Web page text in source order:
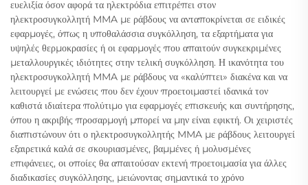
ευελιξία όσον αφορά τα ηλεκτρόδια επιτρέπει στον
ηλεκτροσυγκολλητή MMA με ράβδους να ανταποκρίνεται σε ειδικές
εφαρμογές, όπως η υποθαλάσσια συγκόλληση, τα εξαρτήματα για
υψηλές θερμοκρασίες ή οι εφαρμογές που απαιτούν συγκεκριμένες
μεταλλουργικές ιδιότητες στην τελική συγκόλληση. Η ικανότητα του
ηλεκτροσυγκολλητή MMA με ράβδους να «καλύπτει» διακένα και να
λειτουργεί με ενώσεις που δεν έχουν προετοιμαστεί ιδανικά τον
καθιστά ιδιαίτερα πολύτιμο για εφαρμογές επισκευής και συντήρησης,
όπου η ακριβής προσαρμογή μπορεί να μην είναι εφικτή. Οι χειριστές
διαπιστώνουν ότι ο ηλεκτροσυγκολλητής MMA με ράβδους λειτουργεί
εξαιρετικά καλά σε σκουριασμένες, βαμμένες ή μολυσμένες
επιφάνειες, οι οποίες θα απαιτούσαν εκτενή προετοιμασία για άλλες
διαδικασίες συγκόλλησης, μειώνοντας σημαντικά το χρόνο